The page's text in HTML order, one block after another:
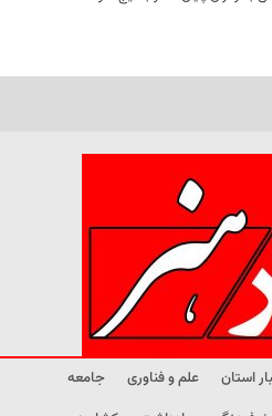
استان علم و فناوری
جامعه